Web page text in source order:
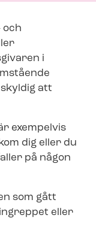
och
i
att
exempelvis
dig eller du
på någon
som gått
eller